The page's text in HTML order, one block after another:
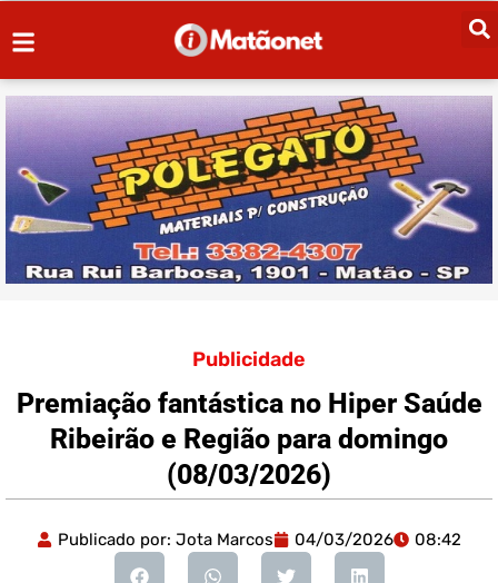
Publicidade
Premiação fantástica no Hiper Saúde
Ribeirão e Região para domingo
(08/03/2026)
Publicado por: Jota Marcos 04/03/2026 08:42